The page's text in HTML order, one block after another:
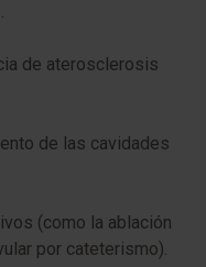
de aterosclerosis
de las cavidades
(como la ablación
por cateterismo).